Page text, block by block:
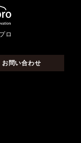
ロ
お問い合わせ